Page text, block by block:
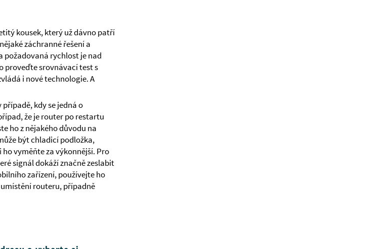
kousek, který už dávno patří
záchranné řešení a
požadovaná rychlost je nad
proveďte srovnávací test s
i nové technologie. A
kdy se jedná o
že je router po restartu
ho z nějakého důvodu na
být chladicí podložka,
vyměňte za výkonnější. Pro
signál dokáží značně zeslabit
zařízení, používejte ho
routeru, případně